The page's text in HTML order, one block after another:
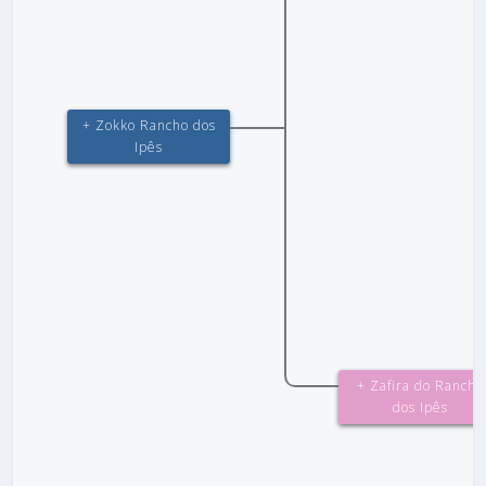
+ Zokko Rancho dos
Ipês
+ Zafira do Rancho
dos Ipês